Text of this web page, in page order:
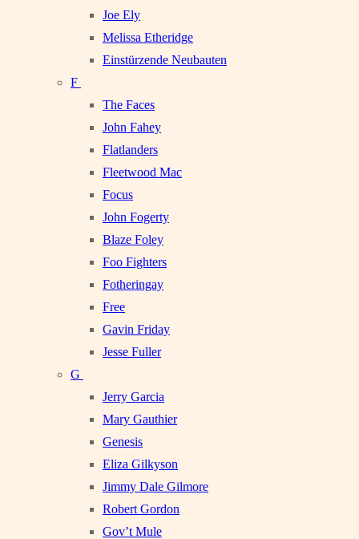
Joe Ely
Melissa Etheridge
Einstürzende Neubauten
F
The Faces
John Fahey
Flatlanders
Fleetwood Mac
Focus
John Fogerty
Blaze Foley
Foo Fighters
Fotheringay
Free
Gavin Friday
Jesse Fuller
G
Jerry Garcia
Mary Gauthier
Genesis
Eliza Gilkyson
Jimmy Dale Gilmore
Robert Gordon
Gov’t Mule